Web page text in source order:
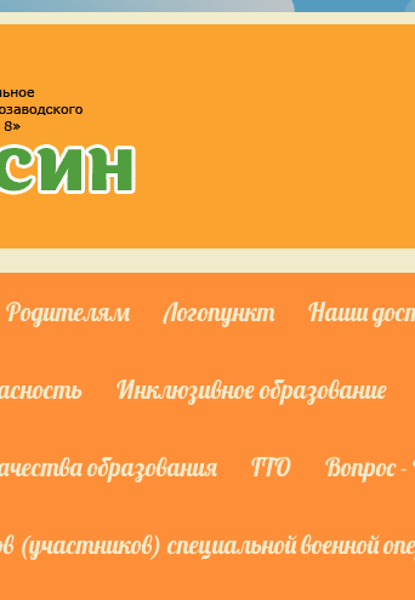
Родителям Логопункт Наши
Инклюзивное образование
образования ГТО Вопрос
специальной военной